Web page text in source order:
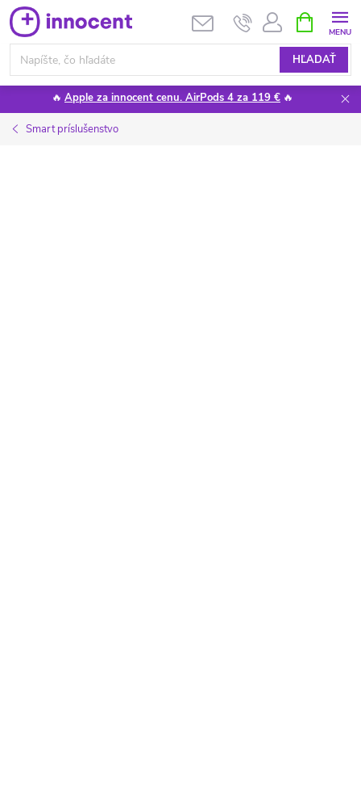
Prejsť
na
obsah
HĽADAŤ
KOŠÍK
🔥 Apple za innocent cenu. AirPods 4 za 119 € 🔥
Smart príslušenstvo